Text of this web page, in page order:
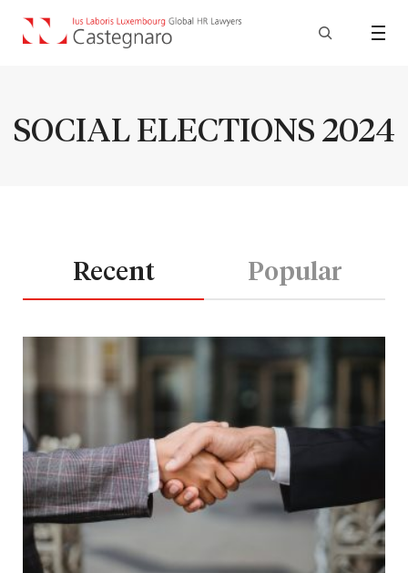
SOCIAL ELECTIONS 2024
Recent Popular